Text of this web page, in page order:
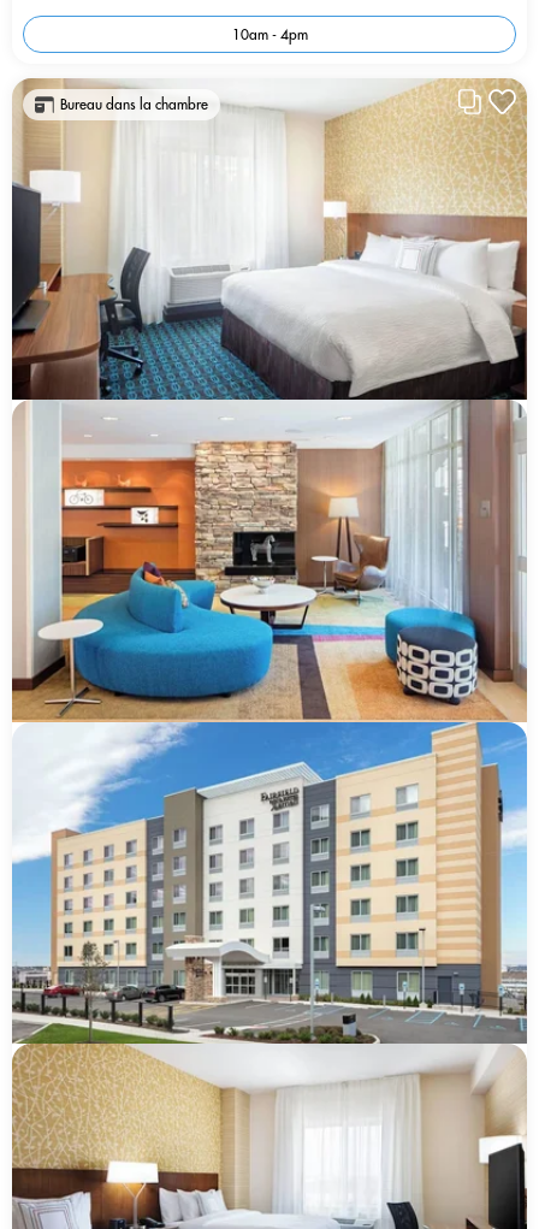
10am - 4pm
Bureau dans la chambre